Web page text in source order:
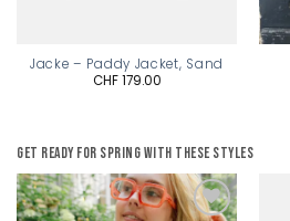
Jacke – Paddy Jacket, Sand
CHF179.00
Get ready for spring with these styles